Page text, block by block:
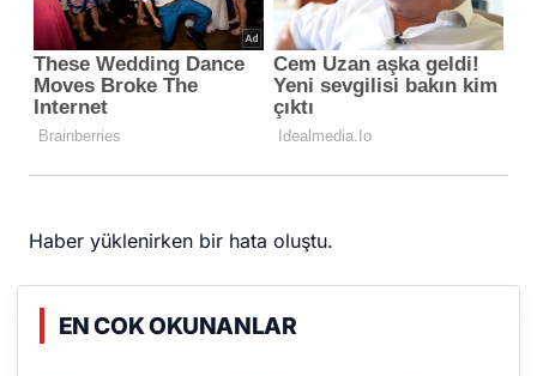
Haber yüklenirken bir hata oluştu.
EN COK OKUNANLAR